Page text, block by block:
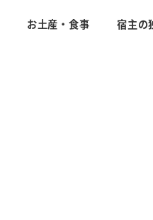
お土産・食事 宿主の